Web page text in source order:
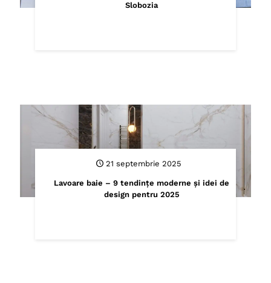
Slobozia
21 septembrie 2025
Lavoare baie – 9 tendințe moderne și idei de
design pentru 2025